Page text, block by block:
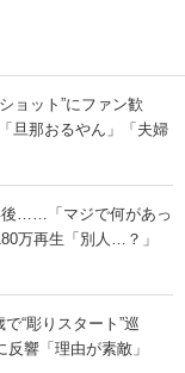
ョット”にファン歓
旦那おるやん」「夫婦
……「マジで何があっ
万再生「別人…？」
“彫りスタート”巡
響「理由が素敵」